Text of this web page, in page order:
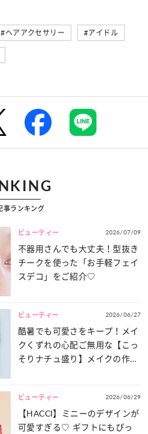
#ヘアアクセサリー #アイドル
事ランキング
ビューティー 2026/07/09
不器用さんでも大丈夫！型抜き
チークを使った「お手軽フェイ
スデコ」をご紹介♡
ビューティー 2026/06/27
酷暑でも可愛さをキープ！メイ
クくずれの心配ご無用な【こっ
そりナチュ盛り】メイクの作り
ビューティー 2026/06/29
【HACCI】ミニーのデザインが
可愛すぎる♡ ギフトにもぴっ